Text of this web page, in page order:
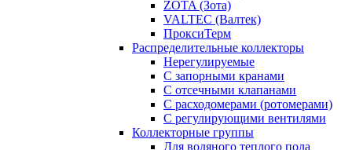
ZOTA (Зота)
VALTEC (Валтек)
ПроксиТерм
Распределительные коллекторы
Нерегулируемые
С запорными кранами
С отсечными клапанами
С расходомерами (ротомерами)
С регулирующими вентилями
Коллекторные группы
Для водяного теплого пола